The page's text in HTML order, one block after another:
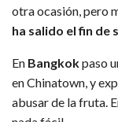
otra ocasión, pero
ha salido el fin de
En Bangkokpaso
en Chinatown, y
abusar de la fruta.